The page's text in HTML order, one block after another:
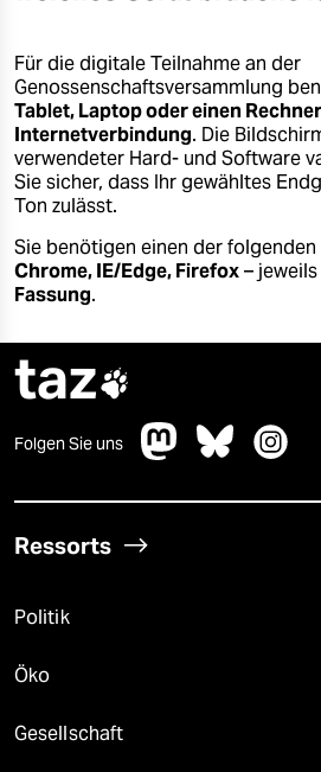
sport
berlin
nord
wahrheit
verlag
verlag
veranstaltungen
shop
unterstützen
epaper login
Für die digitale Teilnahme an der
Genossenschaftsversammlung
Tablet, Laptop oder einen Rechner
Internetverbindung. Die
verwendeter Hard- und Software
Sie sicher, dass Ihr gewähltes
Ton zulässt.
Sie benötigen einen der folgenden
Chrome, IE/Edge, Firefox –
Fassung.
taz
Folgen Sie uns
Ressorts
Politik
Öko
Gesellschaft